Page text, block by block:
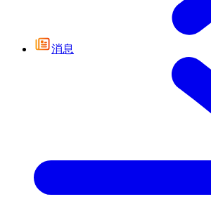
消息